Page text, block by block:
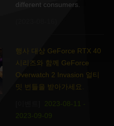
different consumers.
행사 대상 GeForce RTX 40
시리즈와 함께 GeForce
Overwatch 2 Invasion 얼티
밋 번들을 받아가세요.
2023-08-11 -
2023-09-09